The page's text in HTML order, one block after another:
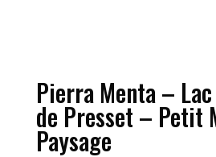
Pierra Menta –
de Presset – Petit
Paysage